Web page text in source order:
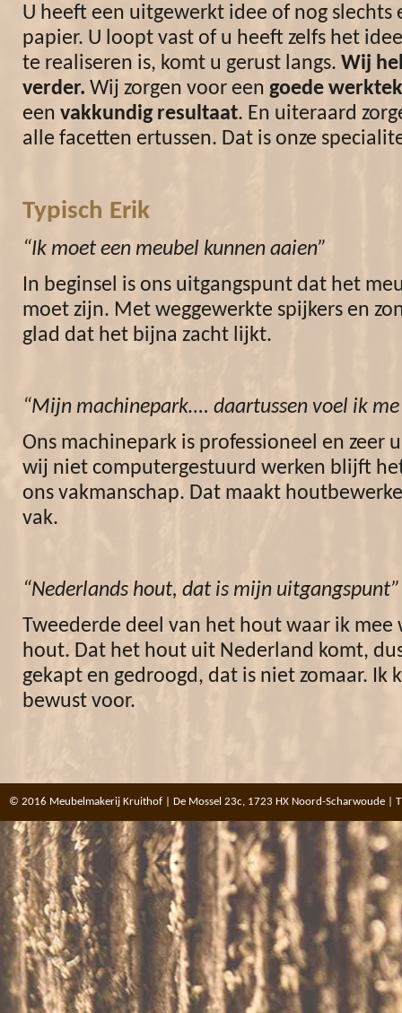
U heeft een uitgewerkt idee of nog slechts
papier. U loopt vast of u heeft zelfs het
te realiseren is, komt u gerust langs. Wij
verder. Wij zorgen voor een goede
een vakkundig resultaat. En uiteraard
alle facetten ertussen. Dat is onze
Typisch Erik
“Ik moet een meubel kunnen aaien”
In beginsel is ons uitgangspunt dat het
moet zijn. Met weggewerkte spijkers en
glad dat het bijna zacht lijkt.
“Mijn machinepark…. daartussen voel ik
Ons machinepark is professioneel en zeer
wij niet computergestuurd werken blijft
ons vakmanschap. Dat maakt
vak.
“Nederlands hout, dat is mijn uitgangspunt”
Tweederde deel van het hout waar ik mee
hout. Dat het hout uit Nederland komt,
gekapt en gedroogd, dat is niet zomaar. Ik
bewust voor.
© 2016 Meubelmakerij Kruithof | De Mossel 23c, 1723 HX Noord-Scharwoude |